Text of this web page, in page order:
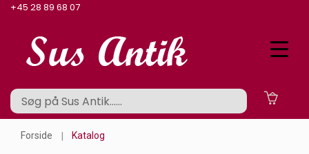
+45 28 89 68 07
Forside Katalog